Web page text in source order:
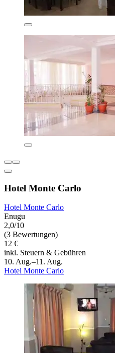
Hotel Monte Carlo
Hotel Monte Carlo
Enugu
2,0/10
(3 Bewertungen)
12 €
inkl. Steuern & Gebühren
10. Aug.–11. Aug.
Hotel Monte Carlo